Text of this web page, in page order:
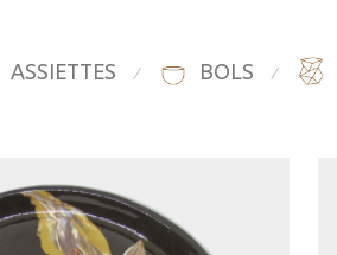
ASSIETTES ⁄ BOLS ⁄